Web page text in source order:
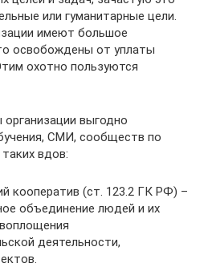
или гуманитарные цели.
имеют большое
освобождены от уплаты
охотно пользуются
выгодно
СМИ, сообществ по
вдов:
кооператив (ст. 123.2 ГК РФ) –
объединение людей и их
деятельности,